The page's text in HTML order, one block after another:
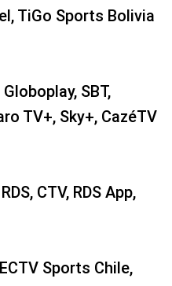
TiGo Sports Bolivia
SBT,
TV+, Sky+, CazéTV
CTV, RDS App,
Sports Chile,